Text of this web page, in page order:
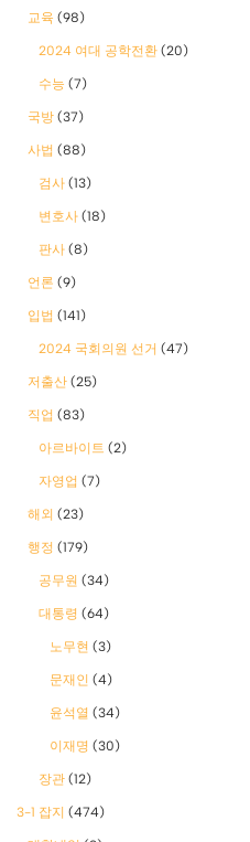
교육 (98)
2024 여대 공학전환 (20)
수능 (7)
국방 (37)
사법 (88)
검사 (13)
변호사 (18)
판사 (8)
언론 (9)
입법 (141)
2024 국회의원 선거 (47)
저출산 (25)
직업 (83)
아르바이트 (2)
자영업 (7)
해외 (23)
행정 (179)
공무원 (34)
대통령 (64)
노무현 (3)
문재인 (4)
윤석열 (34)
이재명 (30)
장관 (12)
3-1 잡지 (474)